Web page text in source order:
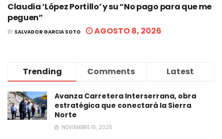
Claudia ‘López Portillo’ y su “No pago para que me
peguen”
BY SALVADOR GARCIA SOTO AGOSTO 8, 2026
Trending Comments Latest
Avanza Carretera Interserrana, obra
estratégica que conectará la Sierra
Norte
NOVIEMBRE 15, 2025